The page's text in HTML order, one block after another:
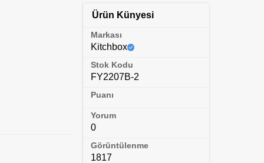
Ürün Künyesi
Markası
Kitchbox
Stok Kodu
FY2207B-2
Puanı
Yorum
0
Görüntülenme
1817